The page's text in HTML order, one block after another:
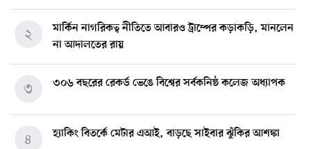
মার্কিন নাগরিকত্ব নীতিতে আবারও ট্রাম্পের কড়াকড়ি, মানলেন
না আদালতের রায়
২
৩০৬ বছরের রেকর্ড ভেঙে বিশ্বের সর্বকনিষ্ঠ কলেজ অধ্যাপক
৩
হ্যাকিং বিতর্কে মেটার এআই, বাড়ছে সাইবার ঝুঁকির আশঙ্কা
৪